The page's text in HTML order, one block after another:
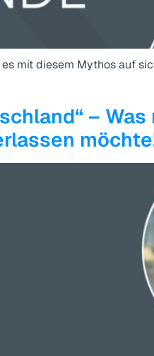
mit diesem Mythos auf
–